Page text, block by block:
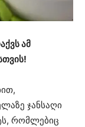
ამ
ჯანსაღი
რომლებიც